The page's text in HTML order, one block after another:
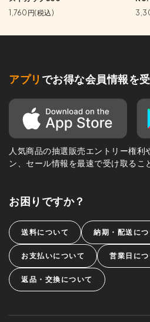
1,760円(税込)
アプリ でお得な会員情報を
人気商品の抽選販売エントリー権利
ン、セール情報を最速で受け取るこ
お困りですか？
送料について 納期・配送につ
お支払いについて 営業日につ
返品・交換について